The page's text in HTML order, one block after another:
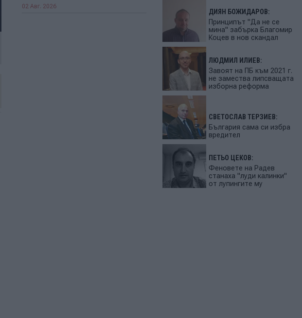
02 Авг. 2026
ДИЯН БОЖИДАРОВ:
Принципът "Да не се
мина" забърка Благомир
Коцев в нов скандал
ЛЮДМИЛ ИЛИЕВ:
Завоят на ПБ към 2021 г.
не замества липсващата
изборна реформа
СВЕТОСЛАВ ТЕРЗИЕВ:
България сама си избра
вредител
ПЕТЬО ЦЕКОВ:
Феновете на Радев
станаха "луди калинки"
от лупингите му